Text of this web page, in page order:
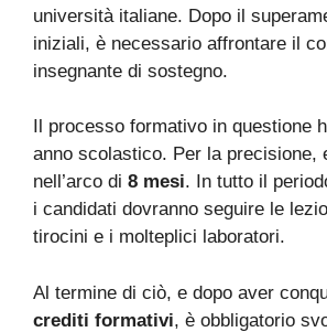
università italiane. Dopo il
iniziali, è necessario affrontare il
insegnante di sostegno.
Il processo formativo in questione
anno scolastico. Per la precisione,
nell’arco di 8 mesi. In tutto il
i candidati dovranno seguire le
tirocini e i molteplici laboratori.
Al termine di ciò, e dopo aver
crediti formativi, è obbligatorio